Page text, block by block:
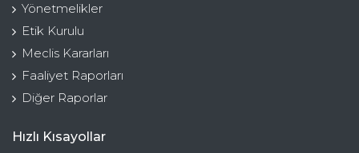
Yönetmelikler
Etik Kurulu
Meclis Kararları
Faaliyet Raporları
Diğer Raporlar
Hızlı Kısayollar